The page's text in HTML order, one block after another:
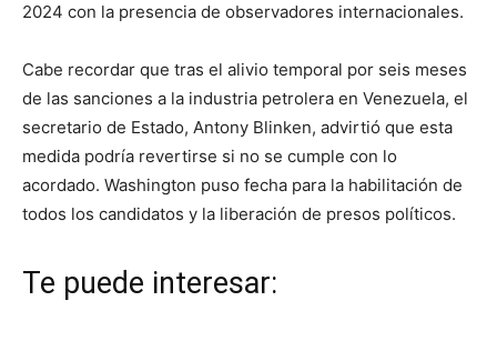
2024 con la presencia de observadores internacionales.
Cabe recordar que tras el alivio temporal por seis meses
de las sanciones a la industria petrolera en Venezuela, el
secretario de Estado, Antony Blinken, advirtió que esta
medida podría revertirse si no se cumple con lo
acordado. Washington puso fecha para la habilitación de
todos los candidatos y la liberación de presos políticos.
Te puede interesar: